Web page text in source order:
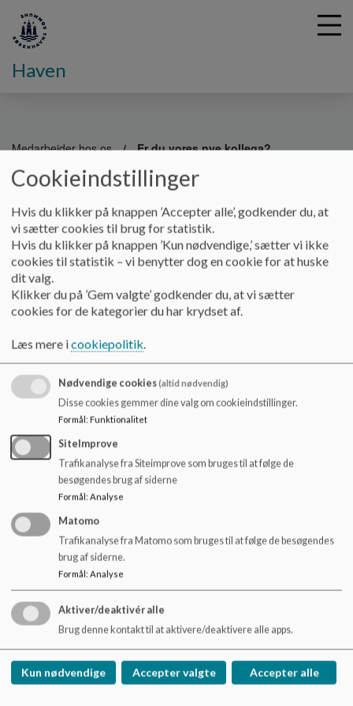
Haven
Medarbejder hos os Er du vores nye kollega?
Er du vores nye kollega?
Haven er en idrætscertificeret daginstitution med 650 meter
stor have, idrætssal, masser af indendørsplads og glade
kollegaer. Vil du være med? Så er det dig, vi har brug for! Vi
søger løbende uddannede pædagoger, som har lyst til at være
en del af huset.
Når vi har ledige stillinger, kan du altid finde dem her.
Pædagog
Hvis ikke vi har en ledig stilling slået op, men du er uddannet
pædagog og har lyst til at arbejde i Haven, så kontakt os
gerne alligevel – det kan jo være, at vi ikke vidste, at du var
lige den, vi gik og manglede.
Tilkaldevikar
Har du lyst til at arbejde som vikar i Haven? Kontakt
pædagogisk leder Sascha Stær på telefon: 30 31 96 18 eller
qh4u@kk.dkog hør om vi søger vikarer.
Haven
Frederikssundsvej 277, 2700 Brønshøj
37537@kk.dk
Cookieindstillinger
Hvis du klikker på knappen ’Accepter alle’, godkender du, at
vi sætter cookies til brug for statistik.
Hvis du klikker på knappen ’Kun nødvendige,’ sætter vi ikke
cookies til statistik – vi benytter dog en cookie for at huske
dit valg.
Klikker du på ’Gem valgte’ godkender du, at vi sætter
cookies for de kategorier du har krydset af.
Læs mere icookiepolitik.
Nødvendige cookies(altid nødvendig)
Disse cookies gemmer dine valg om cookieindstillinger.
Formål: Funktionalitet
SiteImprove
Trafikanalyse fra Siteimprove som bruges til at følge de
besøgendes brug af siderne
Formål: Analyse
Matomo
Trafikanalyse fra Matomo som bruges til at følge de besøgendes
brug af siderne.
Formål: Analyse
Aktiver/deaktivér alle
Brug denne kontakt til at aktivere/deaktivere alle apps.
Kun nødvendige Accepter valgte Accepter alle